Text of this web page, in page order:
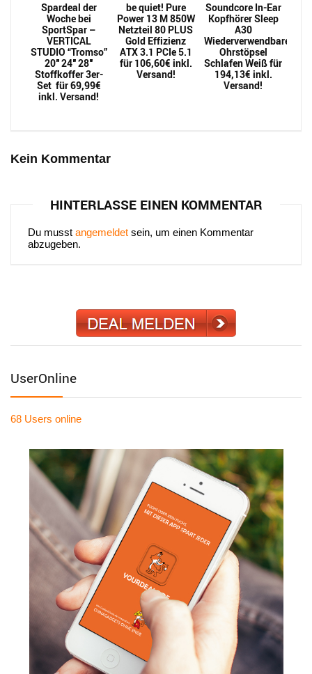
Spardeal der
Woche bei
SportSpar –
VERTICAL
STUDIO “Tromso”
20″ 24″ 28″
Stoffkoffer 3er-
Set für 69,99€
inkl. Versand!
be quiet! Pure
Power 13 M 850W
Netzteil 80 PLUS
Gold Effizienz
ATX 3.1 PCIe 5.1
für 106,60€ inkl.
Versand!
Soundcore In-Ear
Kopfhörer Sleep
A30
Wiederverwendbarer
Ohrstöpsel
Schlafen Weiß für
194,13€ inkl.
Versand!
Kein Kommentar
HINTERLASSE EINEN KOMMENTAR
Du musst angemeldet sein, um einen Kommentar
abzugeben.
UserOnline
68 Users online